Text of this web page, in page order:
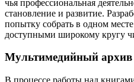
чья профессиональная
становление и развитие.
попытку собрать в одном
доступными широкому кругу
Мультимедийный архив